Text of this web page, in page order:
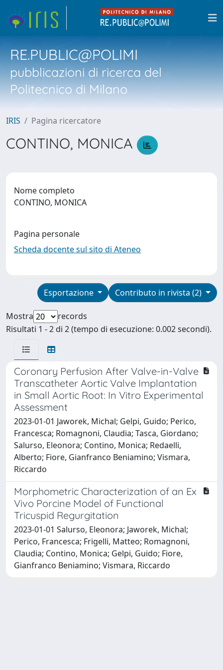
RE.PUBLIC@POLIMI
pubblicazioni di ricerca del
Politecnico di Milano
IRIS Pagina ricercatore
CONTINO, MONICA
Nome completo
CONTINO, MONICA
Pagina personale
Scheda docente sul sito di Ateneo
Contributo in rivista (2)
Esportazione
Mostra
records
Risultati 1 - 2 di 2 (tempo di esecuzione: 0.002 secondi).
Coronary Perfusion After Valve-in-Valve
Transcatheter Aortic Valve Implantation
in Small Aortic Root: In Vitro Experimental
Assessment
2023-01-01 Jaworek, Michal; Gelpi, Guido; Perico,
Francesca; Romagnoni, Claudia; Tasca, Giordano;
Salurso, Eleonora; Contino, Monica; Redaelli,
Alberto; Fiore, Gianfranco Beniamino; Vismara,
Riccardo
Morphometric Characterization of an Ex
Vivo Porcine Model of Functional
Tricuspid Regurgitation
2023-01-01 Salurso, Eleonora; Jaworek, Michal;
Perico, Francesca; Frigelli, Matteo; Romagnoni,
Claudia; Contino, Monica; Gelpi, Guido; Fiore,
Gianfranco Beniamino; Vismara, Riccardo